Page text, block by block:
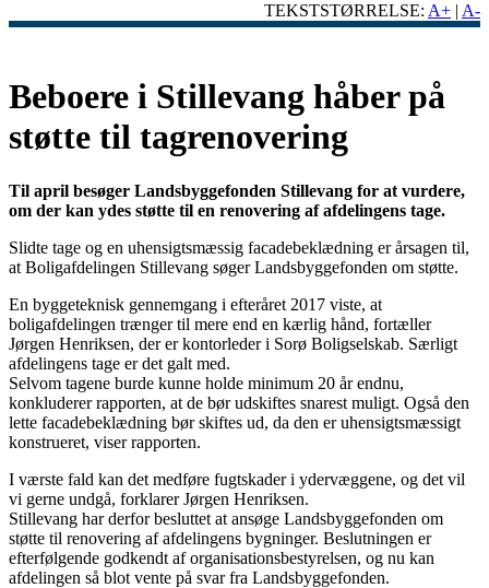
TEKSTSTØRRELSE: A+ | A-
Beboere i Stillevang håber på
støtte til tagrenovering
Til april besøger Landsbyggefonden Stillevang for at vurdere,
om der kan ydes støtte til en renovering af afdelingens tage.
Slidte tage og en uhensigtsmæssig facadebeklædning er årsagen til,
at Boligafdelingen Stillevang søger Landsbyggefonden om støtte.
En byggeteknisk gennemgang i efteråret 2017 viste, at
boligafdelingen trænger til mere end en kærlig hånd, fortæller
Jørgen Henriksen, der er kontorleder i Sorø Boligselskab. Særligt
afdelingens tage er det galt med.
Selvom tagene burde kunne holde minimum 20 år endnu,
konkluderer rapporten, at de bør udskiftes snarest muligt. Også den
lette facadebeklædning bør skiftes ud, da den er uhensigtsmæssigt
konstrueret, viser rapporten.
I værste fald kan det medføre fugtskader i ydervæggene, og det vil
vi gerne undgå, forklarer Jørgen Henriksen.
Stillevang har derfor besluttet at ansøge Landsbyggefonden om
støtte til renovering af afdelingens bygninger. Beslutningen er
efterfølgende godkendt af organisationsbestyrelsen, og nu kan
afdelingen så blot vente på svar fra Landsbyggefonden.